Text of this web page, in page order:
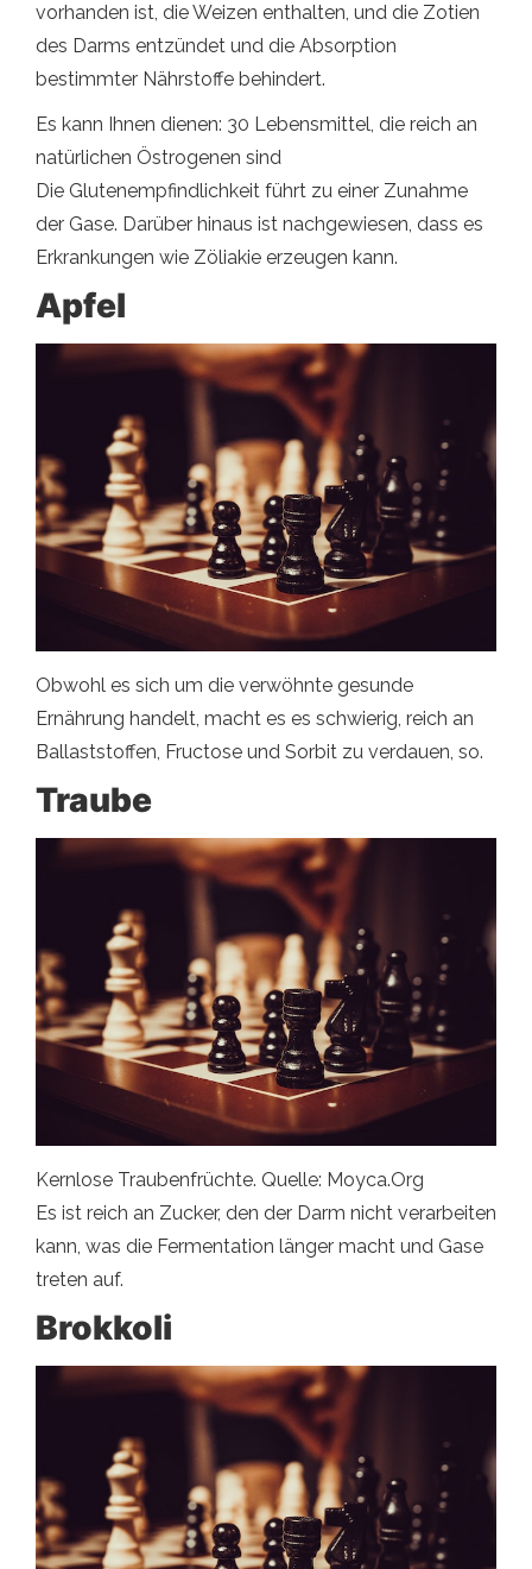
vorhanden ist, die Weizen enthalten, und die Zotien
des Darms entzündet und die Absorption
bestimmter Nährstoffe behindert.
Es kann Ihnen dienen: 30 Lebensmittel, die reich an
natürlichen Östrogenen sind
Die Glutenempfindlichkeit führt zu einer Zunahme
der Gase. Darüber hinaus ist nachgewiesen, dass es
Erkrankungen wie Zöliakie erzeugen kann.
Apfel
Obwohl es sich um die verwöhnte gesunde
Ernährung handelt, macht es es schwierig, reich an
Ballaststoffen, Fructose und Sorbit zu verdauen, so.
Traube
Kernlose Traubenfrüchte. Quelle: Moyca.Org
Es ist reich an Zucker, den der Darm nicht verarbeiten
kann, was die Fermentation länger macht und Gase
treten auf.
Brokkoli